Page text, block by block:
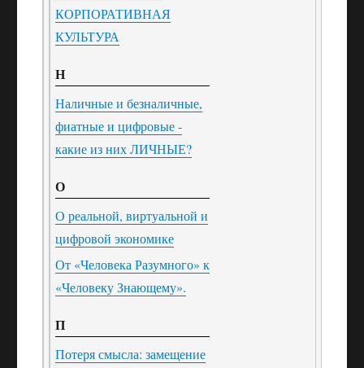
КОРПОРАТИВНАЯ
КУЛЬТУРА
Н
Наличные и безналичные,
фиатные и цифровые -
какие из них ЛИЧНЫЕ?
О
О реальной, виртуальной и
цифровой экономике
От «Человека Разумного» к
«Человеку Знающему».
П
Потеря смысла: замещение